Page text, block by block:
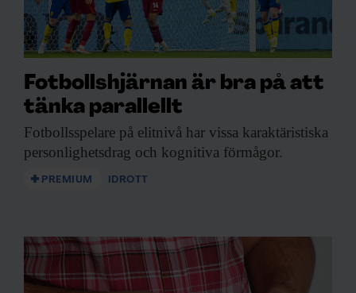
Fotbollshjärnan är bra på att
tänka parallellt
Fotbollsspelare på elitnivå har vissa karaktäristiska
personlighetsdrag och kognitiva förmågor.
PREMIUM IDROTT